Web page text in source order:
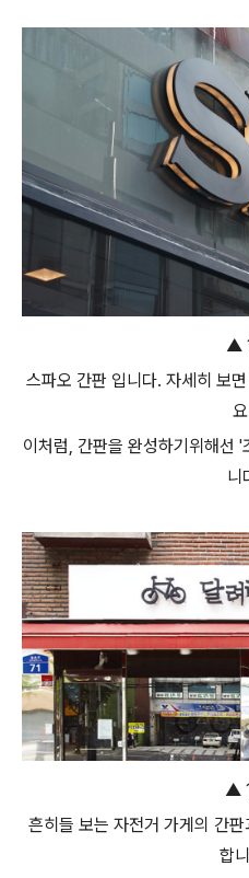
▲
스파오 간판 입니다. 자세히 보
이처럼, 간판을 완성하기위해선
니
▲
흔히들 보는 자전거 가게의 간
합